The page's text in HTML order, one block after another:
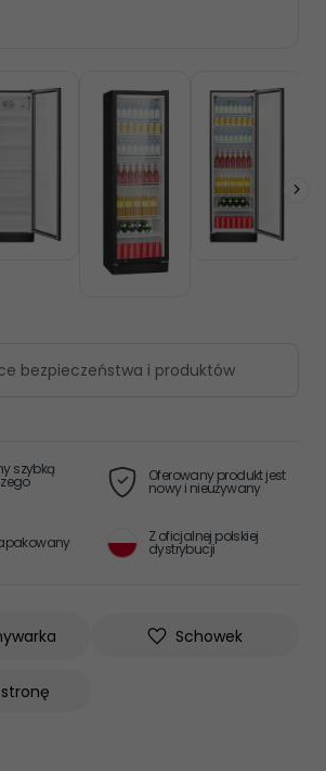
bezpieczeństwa i produktów
szybką Oferowany produkt jest
nowy i nieużywany
Z oficjalnej polskiej
dystrybucji
Schowek